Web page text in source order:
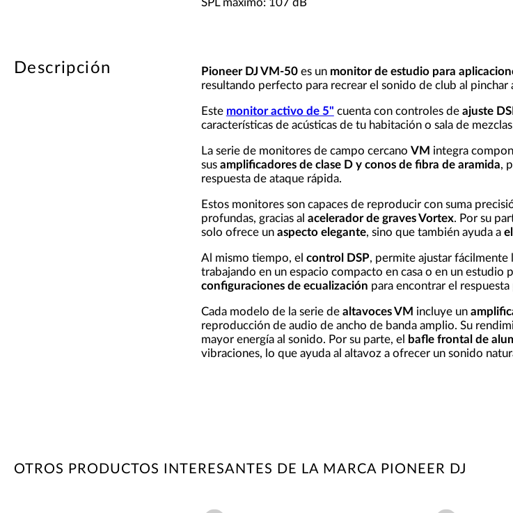
SPL máximo: 107 dB
Descripción Pioneer DJ VM-50es un monitor de estudio para
resultando perfecto para recrear el sonido de club al pinchar
Este monitor activo de 5" cuenta con controles de ajuste
características de acústicas de tu habitación o sala de
La serie de monitores de campo cercano VM integra
sus amplificadores de clase D y conos de fibra de aramida,
respuesta de ataque rápida.
Estos monitores son capaces de reproducir con suma
profundas, gracias al acelerador de graves Vortex. Por su
solo ofrece un aspecto elegante, sino que también ayuda a
Al mismo tiempo, el control DSP, permite ajustar fácilmente
trabajando en un espacio compacto en casa o en un
configuraciones de ecualización para encontrar el
Cada modelo de la serie de altavoces VM incluye un
reproducción de audio de ancho de banda amplio. Su
mayor energía al sonido. Por su parte, el
bafle frontal de
vibraciones, lo que ayuda al altavoz a ofrecer un sonido
OTROS PRODUCTOS INTERESANTES DE LA MARCA PIONEER DJ